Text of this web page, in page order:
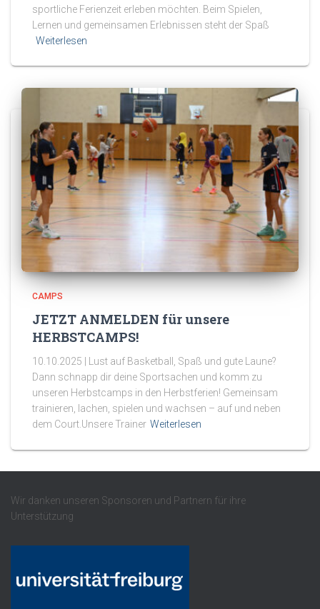
sportliche Ferienzeit erleben möchten. Beim Spielen,
Lernen und gemeinsamen Erlebnissen steht der Spaß
Weiterlesen
CAMPS
JETZT ANMELDEN für unsere
HERBSTCAMPS!
10.10.2025 | Lust auf Basketball, Spaß und gute Laune?
Dann schnapp dir deine Sportsachen und komm zu
unseren Herbstcamps in den Herbstferien! Gemeinsam
trainieren, lachen, spielen und wachsen – auf und neben
dem Court.Unsere Trainer Weiterlesen
Wir danken unseren Sponsoren und Partnern für ihre
Unterstützung